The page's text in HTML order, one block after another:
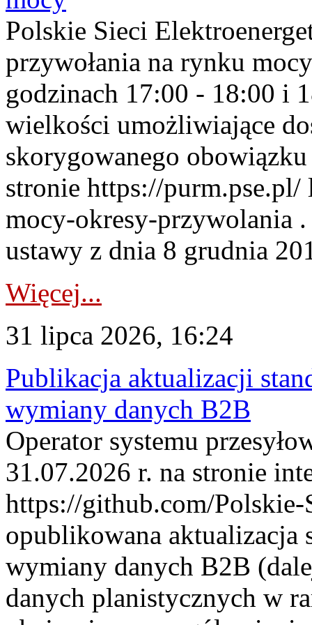
Polskie Sieci
przywołania na rynku
godzinach 17:00 - 18:00 i
wielkości umożliwiające
skorygowanego
stronie https://
mocy-okresy-przywolania
ustawy z dnia 8 grudnia
Więcej...
31 lipca 2026, 16:24
Publikacja aktualizacji
wymiany danych B2B
Operator systemu
31.07.2026 r. na stronie
https://github.com/Polskie-
opublikowana aktualizacja
wymiany danych B2B
danych planistycznych w